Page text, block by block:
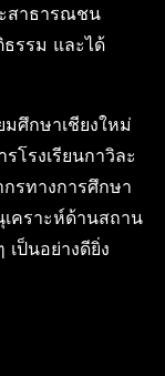
สาธารณชน
รรม และได้
ศึกษาเชียงใหม่
โรงเรียนกาวิละ
รทางการศึกษา
คราะห์ด้านสถาน
ป็นอย่างดียิ่ง